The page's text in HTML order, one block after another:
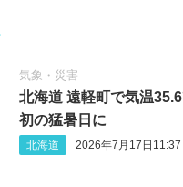
気象・災害
北海道 遠軽町で気温
初の猛暑日に
北海道 2026年7月17日11:37